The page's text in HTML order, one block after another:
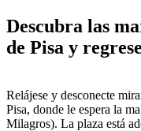
Descubra las
de Pisa y
Relájese y desconecte
Pisa, donde le espera la
Milagros). La plaza está